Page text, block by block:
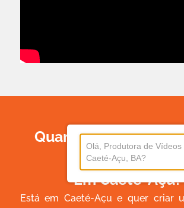
Quanto Custa
Vídeo
Em Caeté-Açu?
Está em Caeté-Açu e quer criar